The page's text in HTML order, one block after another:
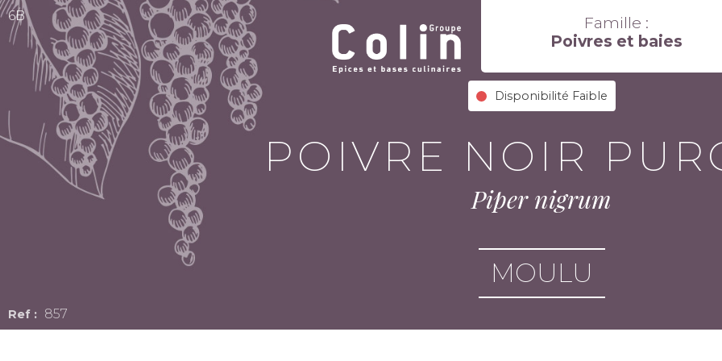
Famille :
Poivres et baies
Disponibilité Faible
6B
857
POIVRE NOIR
Piper nigrum
MOULU